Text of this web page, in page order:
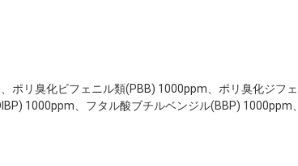
リ臭化ビフェニル類(PBB) 1000ppm、ポリ臭化ジフェ
1000ppm、フタル酸ブチルベンジル(BBP) 1000ppm、